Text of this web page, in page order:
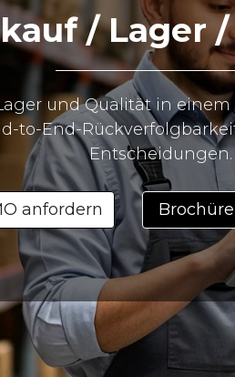
/ Lager
und Qualität in
to-End-
Entscheidungen.
anfordern